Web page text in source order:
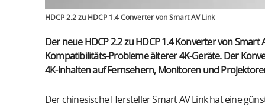
HDCP 2.2 zu HDCP 1.4 Converter von Smart AV Link
Der neue HDCP 2.2 zu HDCP 1.4 Konverter von
Kompatibilitäts-Probleme älterer 4K-Geräte. Der
4K-Inhalten auf Fernsehern, Monitoren und
Der chinesische Hersteller Smart AV Link hat eine